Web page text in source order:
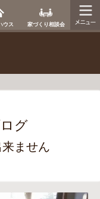
ウス 家づくり相談会
グ
ません